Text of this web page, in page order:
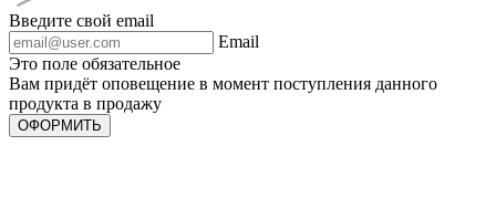
Введите свой email
Email
Это поле обязательное
Вам придёт оповещение в момент поступления данного
продукта в продажу
ОФОРМИТЬ